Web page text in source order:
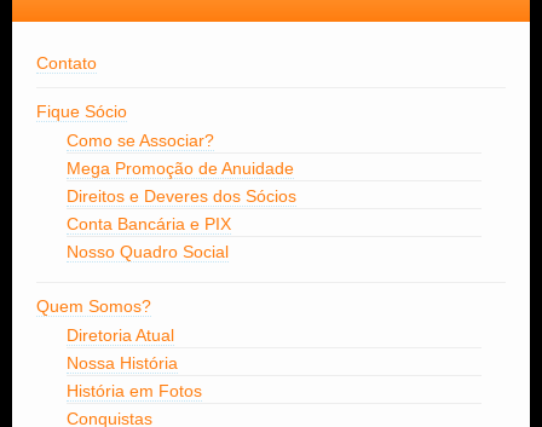
Contato
Fique Sócio
Como se Associar?
Mega Promoção de Anuidade
Direitos e Deveres dos Sócios
Conta Bancária e PIX
Nosso Quadro Social
Quem Somos?
Diretoria Atual
Nossa História
História em Fotos
Conquistas